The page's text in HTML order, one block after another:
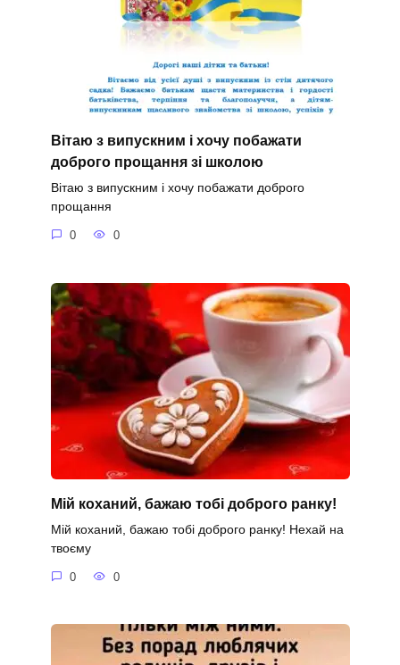
Вітаю з випускним і хочу побажати
доброго прощання зі школою
Вітаю з випускним і хочу побажати доброго
прощання
0 0
Мій коханий, бажаю тобі доброго ранку!
Мій коханий, бажаю тобі доброго ранку! Нехай на
твоєму
0 0